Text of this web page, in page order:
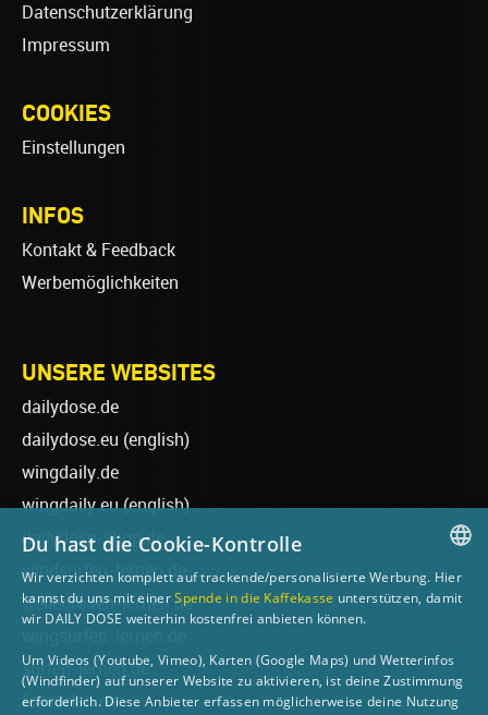
Datenschutzerklärung
Impressum
COOKIES
Einstellungen
INFOS
Kontakt & Feedback
Werbemöglichkeiten
UNSERE WEBSITES
dailydose.de
dailydose.eu (english)
wingdaily.de
wingdaily.eu(english)
dailydose-shop.de
windsurfen-lernen.de
wellenreiten-lernen.de
surfen-lernen.de
foilsurfen.de
GERMAN
Du hast die Cookie-Kontrolle
Wir verzichten komplett auf trackende/personalisierte Werbung. Hier
kannst du uns mit einerSpende in die Kaffekasse unterstützen, damit
wir DAILY DOSE weiterhin kostenfrei anbieten können.
Um Videos (Youtube, Vimeo), Karten (Google Maps) und Wetterinfos
(Windfinder) auf unserer Website zu aktivieren, ist deine Zustimmung
erforderlich. Diese Anbieter erfassen möglicherweise deine Nutzung